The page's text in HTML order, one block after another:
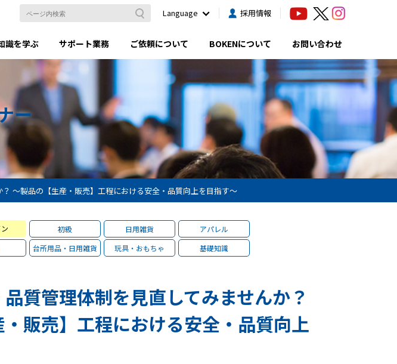
Language 採用情報
識を学ぶ サポート業務 ご依頼について BOKENについて お問い合わせ
ー
～製品の【生産・販売】工程における安全・品質向上を目指す～
初級 日用雑貨
アパレル
台所用品・日用雑貨 玩具・おもちゃ
基礎知識
品質管理体制を見直してみませんか？
販売】工程における安全・品質向上